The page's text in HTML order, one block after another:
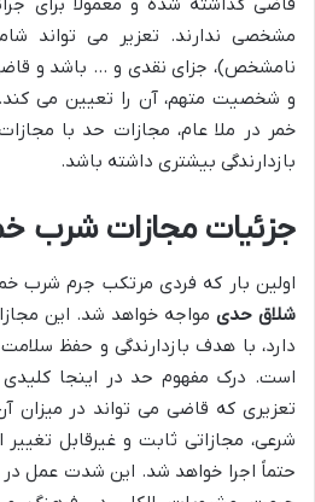
مشخصی ندارند. تعزیر می تواند
نامشخص)، جزای نقدی و … باشد و
و شخصیت متهم، آن را تعیین می کند.
خمر در ملا عام، مجازات حد با
بازدارندگی بیشتری داشته باشد.
جزئیات مجازات شرب
اولین بار که فردی مرتکب جرم شرب
شلاق حدی مواجه خواهد شد. این
دارد، با هدف بازدارندگی و حفظ
است. درک مفهوم حد در اینجا
تعزیری که قاضی می تواند در میزان
شرعی، مجازاتی ثابت و غیرقابل
حتماً اجرا خواهد شد. این شدت عمل